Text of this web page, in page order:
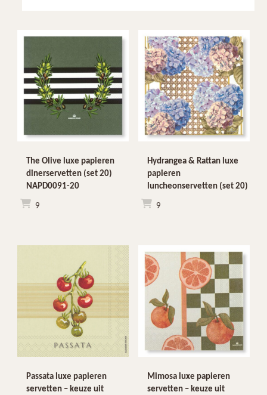
The Olive luxe papieren
dinerservetten (set 20)
NAPD0091-20
€6,99
Hydrangea & Rattan luxe
papieren
luncheonservetten (set 20)
4,99
Passata luxe papieren
servetten – keuze uit
Mimosa luxe papieren
servetten – keuze uit